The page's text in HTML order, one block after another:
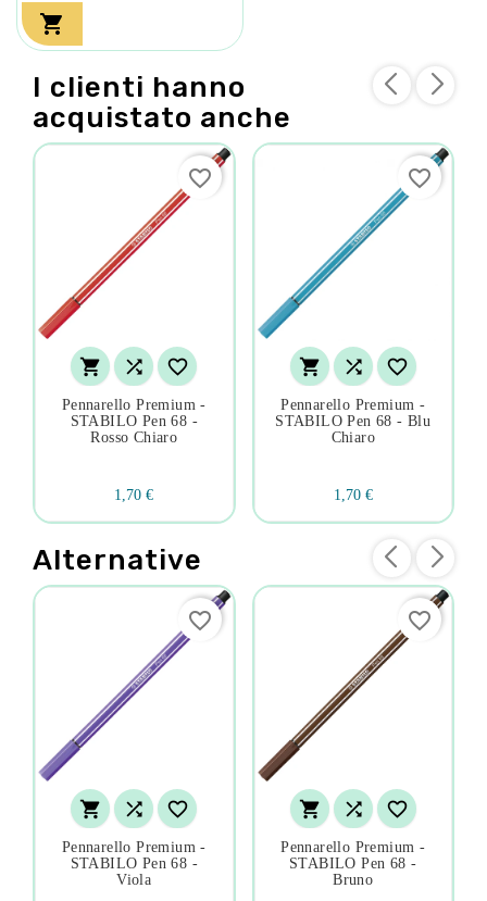

I clienti hanno
acquistato anche
  
Pennarello Premium -
STABILO Pen 68 -
Rosso Chiaro
1,70 €
favorite_border
  
Pennarello Premium -
STABILO Pen 68 - Blu
Chiaro
1,70 €
favorite_border
Alternative
  
Pennarello Premium -
STABILO Pen 68 -
Viola
favorite_border
  
Pennarello Premium -
STABILO Pen 68 -
Bruno
favorite_border